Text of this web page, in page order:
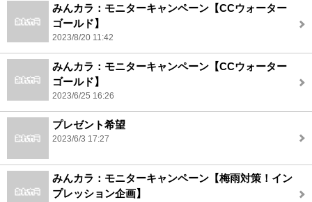
みんカラ：モニターキャンペーン【CCウォーター
ゴールド】
2023/8/20 11:42
みんカラ：モニターキャンペーン【CCウォーター
ゴールド】
2023/6/25 16:26
プレゼント希望
2023/6/3 17:27
みんカラ：モニターキャンペーン【梅雨対策！イン
プレッション企画】